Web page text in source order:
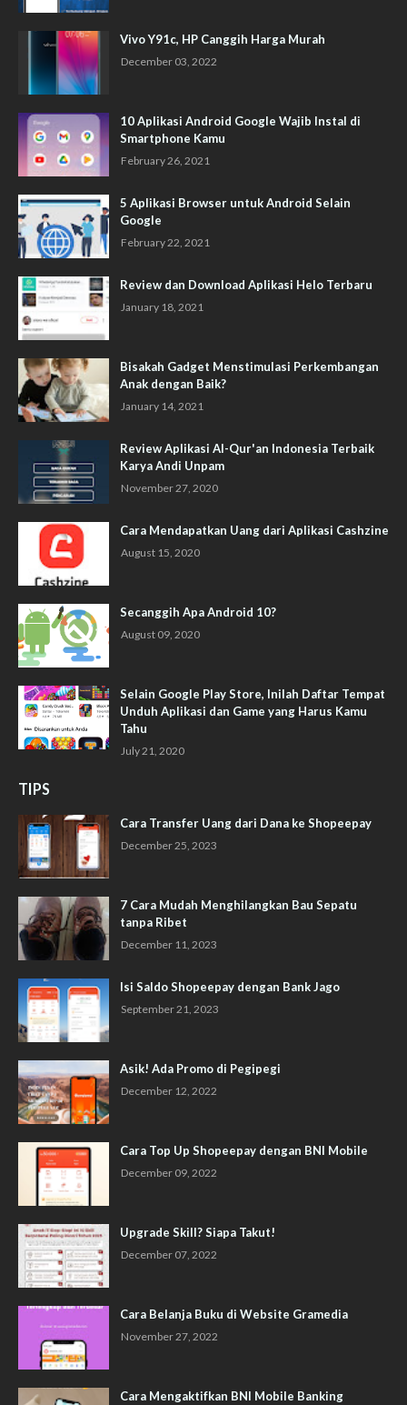
Vivo Y91c, HP Canggih Harga Murah
December 03, 2022
10 Aplikasi Android Google Wajib Instal di
Smartphone Kamu
February 26, 2021
5 Aplikasi Browser untuk Android Selain
Google
February 22, 2021
Review dan Download Aplikasi Helo Terbaru
January 18, 2021
Bisakah Gadget Menstimulasi Perkembangan
Anak dengan Baik?
January 14, 2021
Review Aplikasi Al-Qur'an Indonesia Terbaik
Karya Andi Unpam
November 27, 2020
Cara Mendapatkan Uang dari Aplikasi Cashzine
August 15, 2020
Secanggih Apa Android 10?
August 09, 2020
Selain Google Play Store, Inilah Daftar Tempat
Unduh Aplikasi dan Game yang Harus Kamu
Tahu
July 21, 2020
TIPS
Cara Transfer Uang dari Dana ke Shopeepay
December 25, 2023
7 Cara Mudah Menghilangkan Bau Sepatu
tanpa Ribet
December 11, 2023
Isi Saldo Shopeepay dengan Bank Jago
September 21, 2023
Asik! Ada Promo di Pegipegi
December 12, 2022
Cara Top Up Shopeepay dengan BNI Mobile
December 09, 2022
Upgrade Skill? Siapa Takut!
December 07, 2022
Cara Belanja Buku di Website Gramedia
November 27, 2022
Cara Mengaktifkan BNI Mobile Banking